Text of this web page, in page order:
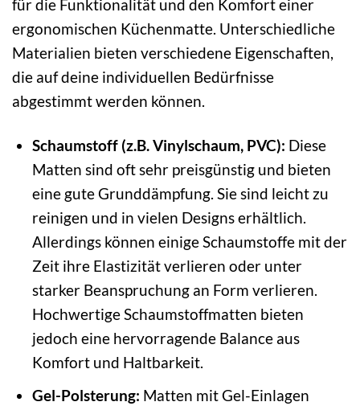
für die Funktionalität und den Komfort einer
ergonomischen Küchenmatte. Unterschiedliche
Materialien bieten verschiedene Eigenschaften,
die auf deine individuellen Bedürfnisse
abgestimmt werden können.
Schaumstoff (z.B. Vinylschaum, PVC): Diese
Matten sind oft sehr preisgünstig und bieten
eine gute Grunddämpfung. Sie sind leicht zu
reinigen und in vielen Designs erhältlich.
Allerdings können einige Schaumstoffe mit der
Zeit ihre Elastizität verlieren oder unter
starker Beanspruchung an Form verlieren.
Hochwertige Schaumstoffmatten bieten
jedoch eine hervorragende Balance aus
Komfort und Haltbarkeit.
Gel-Polsterung: Matten mit Gel-Einlagen